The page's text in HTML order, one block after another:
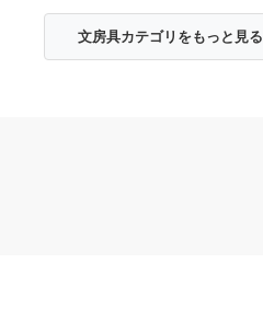
文房具カテゴリをもっと見る